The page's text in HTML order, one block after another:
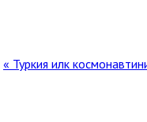
« Туркия илк